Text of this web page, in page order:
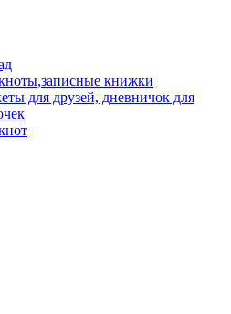
книжки
для друзей, дневничок для